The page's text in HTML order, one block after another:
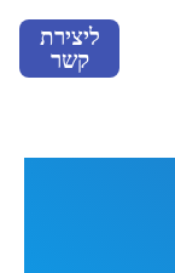
ליצירת
קשר